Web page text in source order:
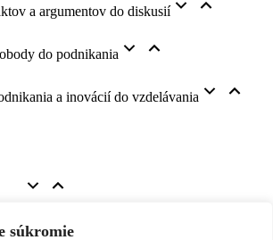
súkromie
a argumentov do diskusií
do podnikania
a inovácií do vzdelávania